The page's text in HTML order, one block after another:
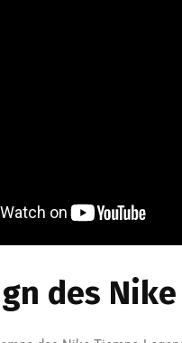
des